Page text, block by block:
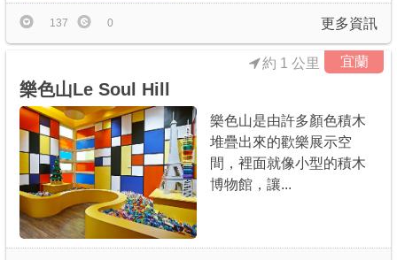
推薦景點
討論區
聯絡我們
APP下載
更多資訊
137 0
宜蘭
約 1 公里
樂色山Le Soul Hill
樂色山是由許多顏色積木
堆疊出來的歡樂展示空
間，裡面就像小型的積木
博物館，讓...